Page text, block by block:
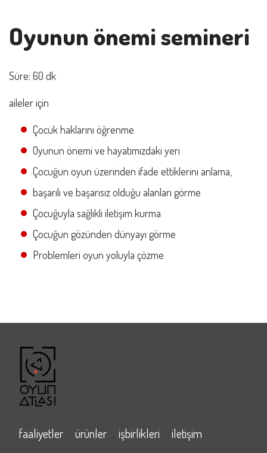
Oyunun önemi semineri
Süre: 60 dk
aileler için
Çocuk haklarını öğrenme
Oyunun önemi ve hayatımızdaki yeri
Çocuğun oyun üzerinden ifade ettiklerini anlama,
başarılı ve başarısız olduğu alanları görme
Çocuğuyla sağlıklı iletişim kurma
Çocuğun gözünden dünyayı görme
Problemleri oyun yoluyla çözme
faaliyetler ürünler işbirlikleri iletişim